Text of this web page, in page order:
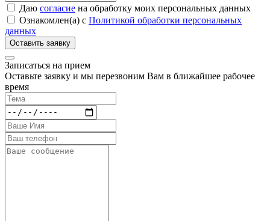
Даю согласие на обработку моих персональных данных
Ознакомлен(а) с Политикой обработки персональных
данных
Записаться на прием
Оставьте заявку и мы перезвоним Вам в ближайшее рабочее
время